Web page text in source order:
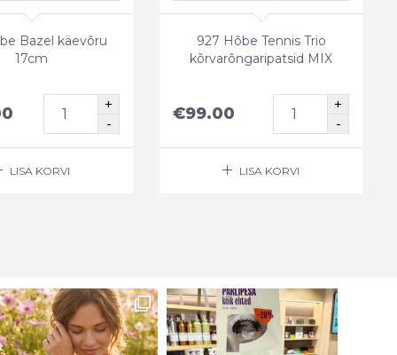
Bazel käevõru
17cm
LISA KORVI
927 Hõbe Tennis Trio
kõrvarõngaripatsid MIX
€99.00
LISA KORVI